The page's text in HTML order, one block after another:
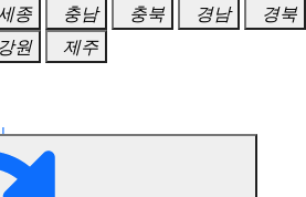
종 충남 충북 경남
경북
강원
제주